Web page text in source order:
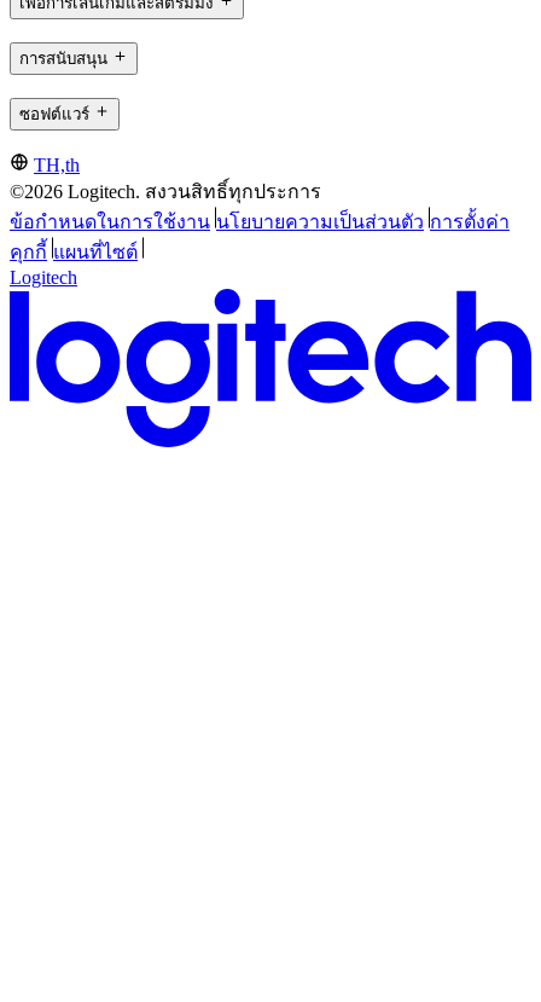
การสนับสนุน
ซอฟต์แวร์
TH,th
©2026 Logitech. สงวนสิทธิ์ทุกประการ
ข้อกำหนดในการใช้งาน นโยบายความเป็นส่วนตัว การตั้งค่า
คุกกี้ แผนที่ไซต์
Logitech